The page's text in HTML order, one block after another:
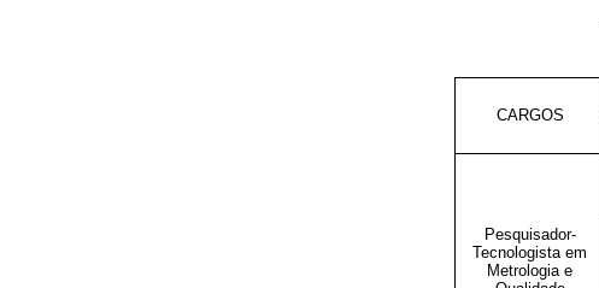
CARGOS
Pesquisador-
Tecnologista em
Metrologia e